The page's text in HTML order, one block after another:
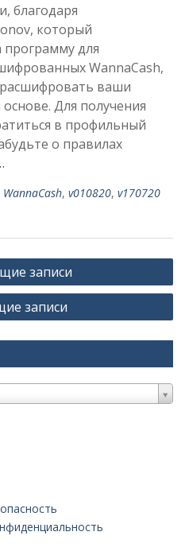
благодаря
который
программу для
WannaCash,
ваши
Для получения
в профильный
о правилах
WannaCash, v010820, v170720
записи
записи